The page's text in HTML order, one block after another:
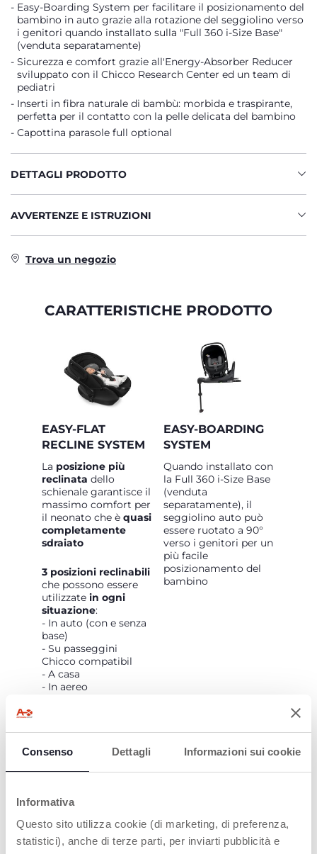
Consenso Dettagli Informazioni sui cookie
Informativa
Questo sito utilizza cookie (di marketing, di preferenza,
statistici), anche di terze parti, per inviarti pubblicità e
Easy-Boarding System per facilitare il posizionamento del
bambino in auto grazie alla rotazione del seggiolino verso
i genitori quando installato sulla "Full 360 i-Size Base"
(venduta separatamente)
Sicurezza e comfort grazie all'Energy-Absorber Reducer
sviluppato con il Chicco Research Center ed un team di
pediatri
Inserti in fibra naturale di bambù: morbida e traspirante,
perfetta per il contatto con la pelle delicata del bambino
Capottina parasole full optional
DETTAGLI PRODOTTO
AVVERTENZE E ISTRUZIONI
Trova un negozio
CARATTERISTICHE PRODOTTO
EASY-FLAT
RECLINE SYSTEM
La posizione più
reclinata dello
schienale garantisce il
massimo comfort per
il neonato che è quasi
completamente
sdraiato
3 posizioni reclinabili
che possono essere
utilizzate in ogni
situazione:
- In auto (con e senza
base)
- Su passeggini
Chicco compatibil
- A casa
- In aereo
EASY-BOARDING
SYSTEM
Quando installato con
la Full 360 i-Size Base
(venduta
separatamente), il
seggiolino auto può
essere ruotato a 90°
verso i genitori per un
più facile
posizionamento del
bambino